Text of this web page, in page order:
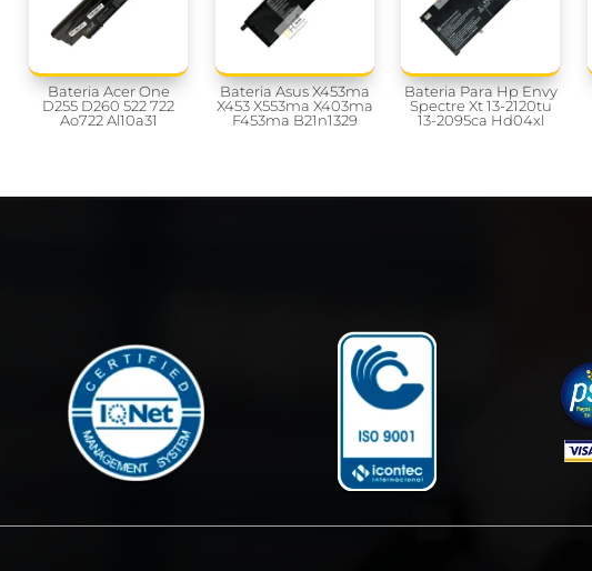
Bateria Acer One
D255 D260 522 722
Ao722 Al10a31
Bateria Asus X453ma
X453 X553ma X403ma
F453ma B21n1329
Bateria Para Hp Envy
Spectre Xt 13-2120tu
13-2095ca Hd04xl